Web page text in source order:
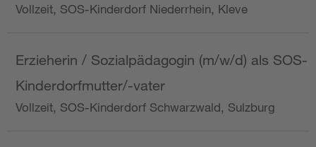
Vollzeit, SOS-Kinderdorf Niederrhein, Kleve
Erzieherin / Sozialpädagogin (m/w/d) als SOS-
Kinderdorfmutter/-vater
Vollzeit, SOS-Kinderdorf Schwarzwald, Sulzburg